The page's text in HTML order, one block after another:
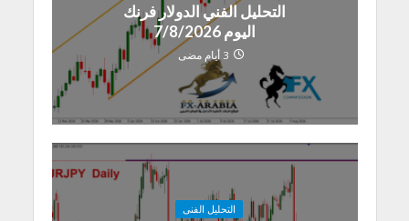
التحليل الفني الدولار فرنك
اليوم 7/8/2026
3 أيام مضى
التحليل الفنى